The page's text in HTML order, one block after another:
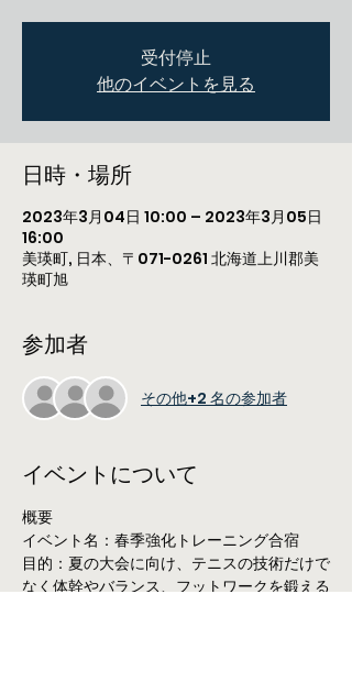
受付停止
他のイベントを見る
日時・場所
2023年3月04日 10:00 – 2023年3月05日
16:00
美瑛町, 日本、〒071-0261 北海道上川郡美
瑛町旭
参加者
その他+2 名の参加者
イベントについて
概要
イベント名：春季強化トレーニング合宿
目的：夏の大会に向け、テニスの技術だけで
なく体幹やバランス、フットワークを鍛える